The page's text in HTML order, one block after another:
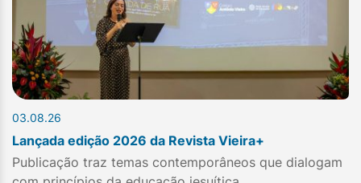
03.08.26
Lançada edição 2026 da Revista Vieira+
Publicação traz temas contemporâneos que dialogam